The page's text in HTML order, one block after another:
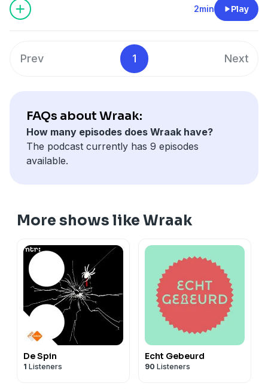
serie.
2min Play
Prev 1 Next
FAQs about Wraak:
How many episodes does Wraak have?
The podcast currently has 9 episodes
available.
More shows like Wraak
De Spin
1 Listeners
Echt Gebeurd
90 Listeners